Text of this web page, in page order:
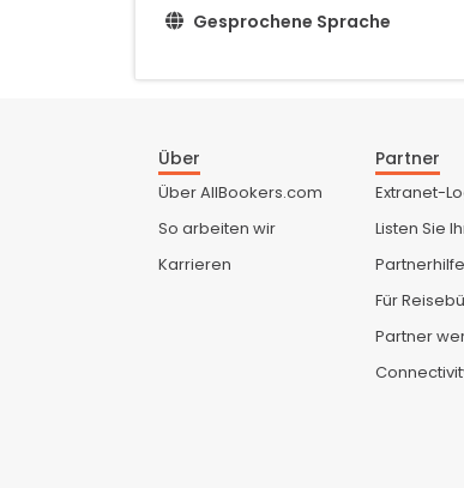
Gesprochene Sprache
Über
Über AllBookers.com
So arbeiten wir
Karrieren
Partner
Extranet-
Listen Sie
Partnerhilfe
Für
Partner